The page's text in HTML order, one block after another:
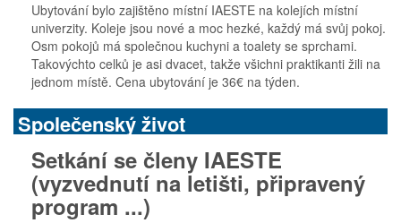
Ubytování bylo zajištěno místní IAESTE na kolejích místní
univerzity. Koleje jsou nové a moc hezké, každý má svůj pokoj.
Osm pokojů má společnou kuchyni a toalety se sprchami.
Takovýchto celků je asi dvacet, takže všichni praktikanti žili na
jednom místě. Cena ubytování je 36€ na týden.
Společenský život
Setkání se členy IAESTE
(vyzvednutí na letišti, připravený
program ...)